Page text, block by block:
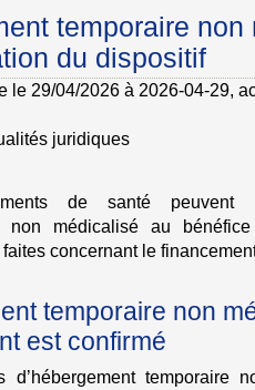
temporaire
du dispositif
le 29/04/2026 à 2026-04-29,
juridiques
de santé peuvent
non médicalisé au
concernant le
temporaire non
est confirmé
d’hébergement temporaire